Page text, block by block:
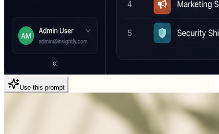
Use this prompt